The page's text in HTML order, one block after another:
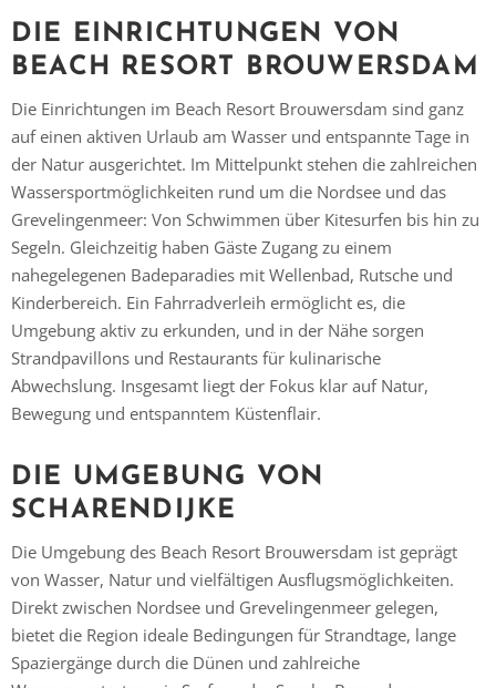
DIE EINRICHTUNGEN VON
BEACH RESORT BROUWERSDAM
Die Einrichtungen im Beach Resort Brouwersdam sind ganz
auf einen aktiven Urlaub am Wasser und entspannte Tage in
der Natur ausgerichtet. Im Mittelpunkt stehen die zahlreichen
Wassersportmöglichkeiten rund um die Nordsee und das
Grevelingenmeer: Von Schwimmen über Kitesurfen bis hin zu
Segeln. Gleichzeitig haben Gäste Zugang zu einem
nahegelegenen Badeparadies mit Wellenbad, Rutsche und
Kinderbereich. Ein Fahrradverleih ermöglicht es, die
Umgebung aktiv zu erkunden, und in der Nähe sorgen
Strandpavillons und Restaurants für kulinarische
Abwechslung. Insgesamt liegt der Fokus klar auf Natur,
Bewegung und entspanntem Küstenflair.
DIE UMGEBUNG VON
SCHARENDIJKE
Die Umgebung des Beach Resort Brouwersdam ist geprägt
von Wasser, Natur und vielfältigen Ausflugsmöglichkeiten.
Direkt zwischen Nordsee und Grevelingenmeer gelegen,
bietet die Region ideale Bedingungen für Strandtage, lange
Spaziergänge durch die Dünen und zahlreiche
Vielen Dank für das Abonnieren unseres Newsletters.